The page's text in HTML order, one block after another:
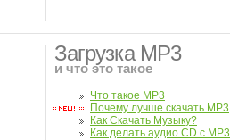
Загрузка MP3
и что это такое
Что такое MP3
Почему лучше скачать MP3
Как Скачать Музыку?
Как делать аудио CD с MP3